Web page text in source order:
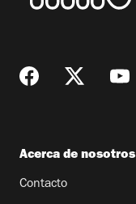
Acerca de nosotros
Contacto